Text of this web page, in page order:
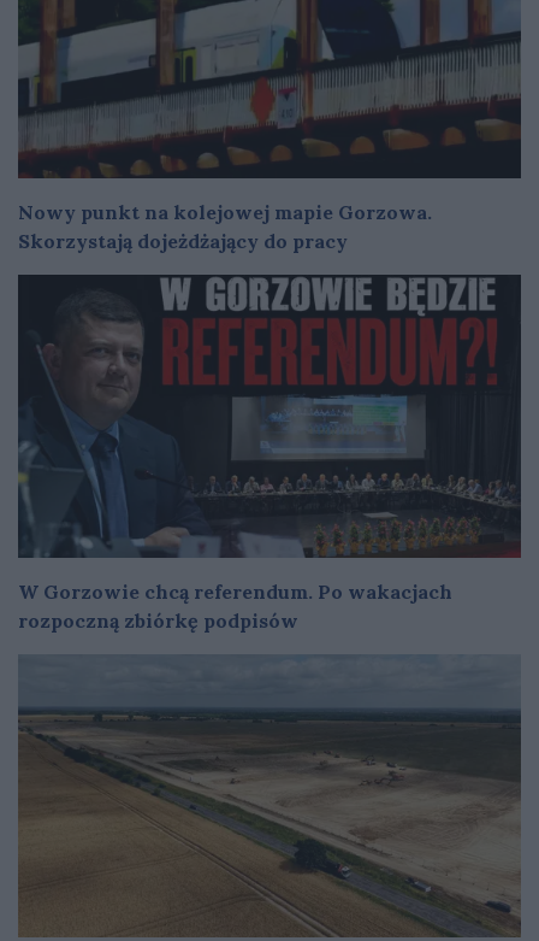
Nowy punkt na kolejowej mapie Gorzowa.
Skorzystają dojeżdżający do pracy
W Gorzowie chcą referendum. Po wakacjach
rozpoczną zbiórkę podpisów